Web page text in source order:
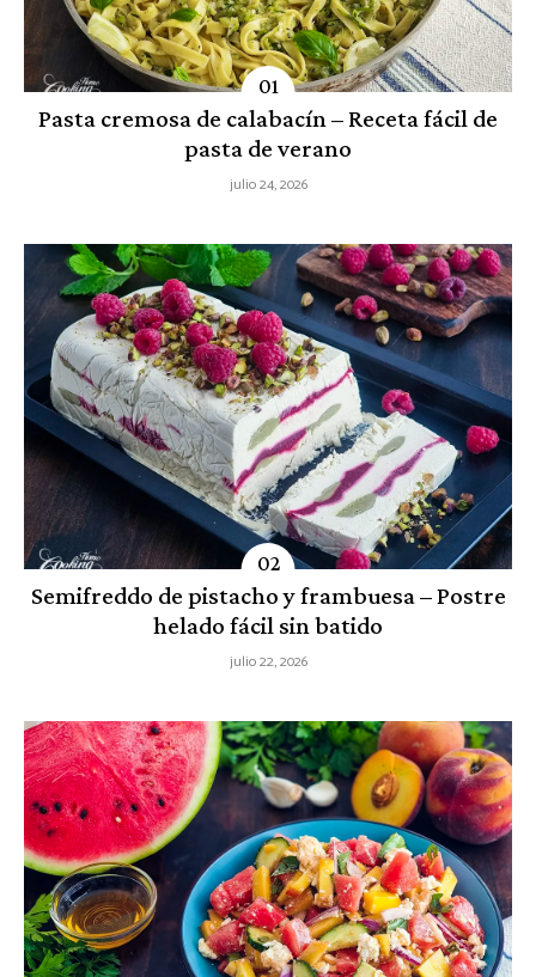
Pasta cremosa de calabacín – Receta fácil de
pasta de verano
julio 24, 2026
Semifreddo de pistacho y frambuesa – Postre
helado fácil sin batido
julio 22, 2026